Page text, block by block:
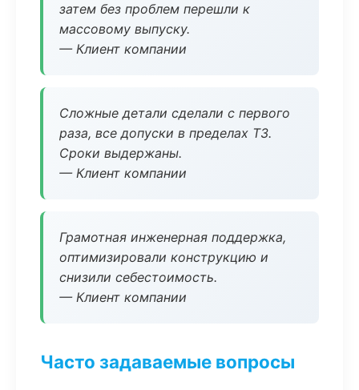
затем без проблем перешли к
массовому выпуску.
— Клиент компании
Сложные детали сделали с первого
раза, все допуски в пределах ТЗ.
Сроки выдержаны.
— Клиент компании
Грамотная инженерная поддержка,
оптимизировали конструкцию и
снизили себестоимость.
— Клиент компании
Часто задаваемые вопросы